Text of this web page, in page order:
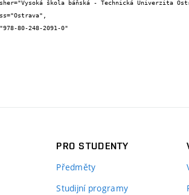
PRO STUDENTY
Předměty
Studijní programy